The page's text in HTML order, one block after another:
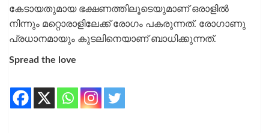
കേടായതുമായ ഭക്ഷണത്തിലൂടെയുമാണ് ഒരാളില്‍
നിന്നും മറ്റൊരാളിലേക്ക് രോഗം പകരുന്നത്. രോഗാണു
പ്രധാനമായും കുടലിനെയാണ് ബാധിക്കുന്നത്.
Spread the love